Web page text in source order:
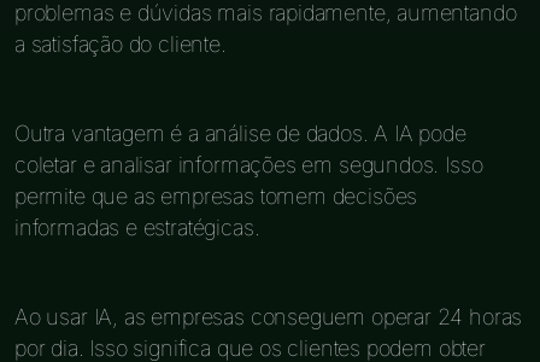
problemas e dúvidas mais rapidamente, aumentando
a satisfação do cliente.
Outra vantagem é a análise de dados. A IA pode
coletar e analisar informações em segundos. Isso
permite que as empresas tomem decisões
informadas e estratégicas.
Ao usar IA, as empresas conseguem operar 24 horas
por dia. Isso significa que os clientes podem obter